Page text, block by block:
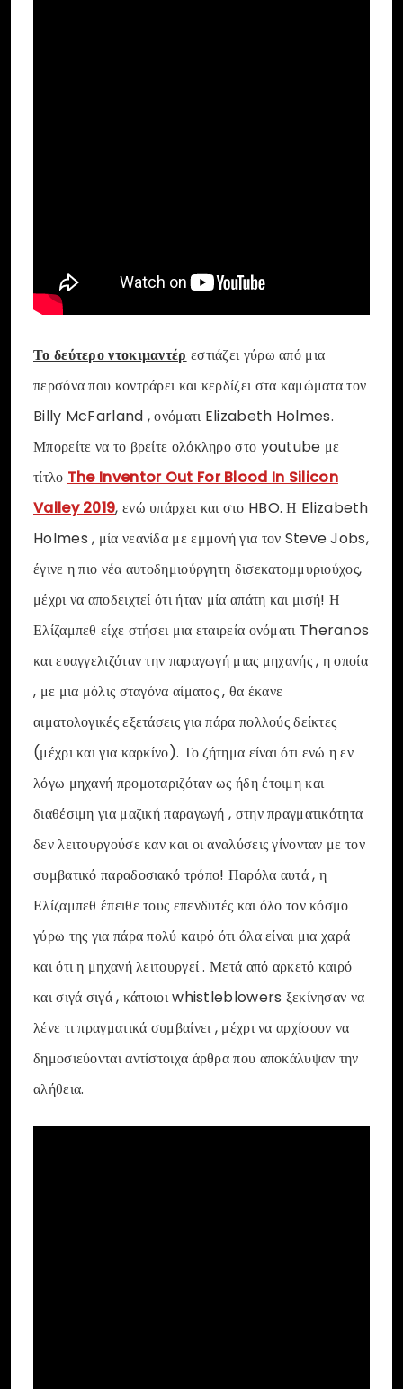
Το δεύτερο ντοκιμαντέρ εστιάζει γύρω από μια
περσόνα που κοντράρει και κερδίζει στα καμώματα τον
Billy McFarland , ονόματι Elizabeth Holmes.
Μπορείτε να το βρείτε ολόκληρο στο youtube με
τίτλο The Inventor Out For Blood In Silicon
Valley 2019, ενώ υπάρχει και στο HBO. Η Elizabeth
Holmes , μία νεανίδα με εμμονή για τον Steve Jobs,
έγινε η πιο νέα αυτοδημιούργητη δισεκατομμυριούχος,
μέχρι να αποδειχτεί ότι ήταν μία απάτη και μισή! Η
Ελίζαμπεθ είχε στήσει μια εταιρεία ονόματι Theranos
και ευαγγελιζόταν την παραγωγή μιας μηχανής , η οποία
, με μια μόλις σταγόνα αίματος , θα έκανε
αιματολογικές εξετάσεις για πάρα πολλούς δείκτες
(μέχρι και για καρκίνο). Το ζήτημα είναι ότι ενώ η εν
λόγω μηχανή προμοταριζόταν ως ήδη έτοιμη και
διαθέσιμη για μαζική παραγωγή , στην πραγματικότητα
δεν λειτουργούσε καν και οι αναλύσεις γίνονταν με τον
συμβατικό παραδοσιακό τρόπο! Παρόλα αυτά , η
Ελίζαμπεθ έπειθε τους επενδυτές και όλο τον κόσμο
γύρω της για πάρα πολύ καιρό ότι όλα είναι μια χαρά
και ότι η μηχανή λειτουργεί . Μετά από αρκετό καιρό
και σιγά σιγά , κάποιοι whistleblowers ξεκίνησαν να
λένε τι πραγματικά συμβαίνει , μέχρι να αρχίσουν να
δημοσιεύονται αντίστοιχα άρθρα που αποκάλυψαν την
αλήθεια.